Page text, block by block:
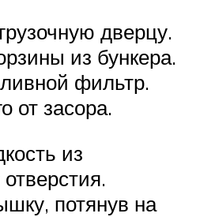
дверцу.
из бункера.
фильтр.
от засора.
из
потянув на